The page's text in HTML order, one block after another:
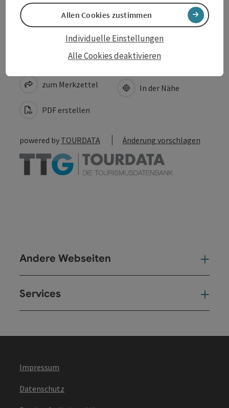
Beitrag merken
zum Merkzettel
PDF erstellen
Beitrag drucken
In der Nähe
powered by TOURDATA Änderung vorschlagen
Andere Webseiten
Services
Impressum
Datenschutz
Alle Cookies deaktivieren
Individuelle Einstellungen
Allen Cookies zustimmen